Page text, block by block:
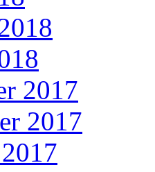
2017
2017